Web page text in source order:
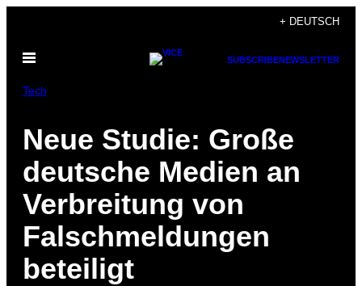
content
+ DEUTSCH
Open
SUBSCRIBENEWSLETTER
Tech
Neue Studie: Große
deutsche Medien an
Verbreitung von
Falschmeldungen
beteiligt